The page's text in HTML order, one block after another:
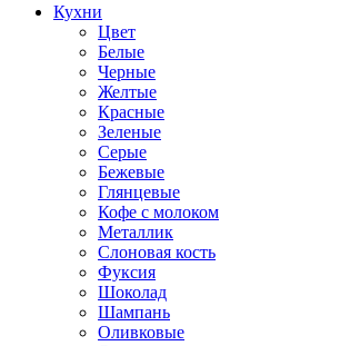
Кухни
Цвет
Белые
Черные
Желтые
Красные
Зеленые
Серые
Бежевые
Глянцевые
Кофе с молоком
Металлик
Слоновая кость
Фуксия
Шоколад
Шампань
Оливковые